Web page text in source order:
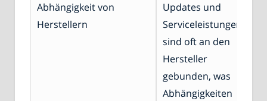
Abhängigkeit von
Herstellern
Updates und
Serviceleistungen
sind oft an den
Hersteller
gebunden, was
Abhängigkeiten